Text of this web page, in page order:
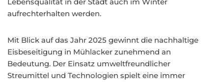
aufrechterhalten werden.
Mit Blick auf das Jahr 2025 gewinnt die nachhaltige
Eisbeseitigung in Mühlacker zunehmend an
Bedeutung. Der Einsatz umweltfreundlicher
Streumittel und Technologien spielt eine immer